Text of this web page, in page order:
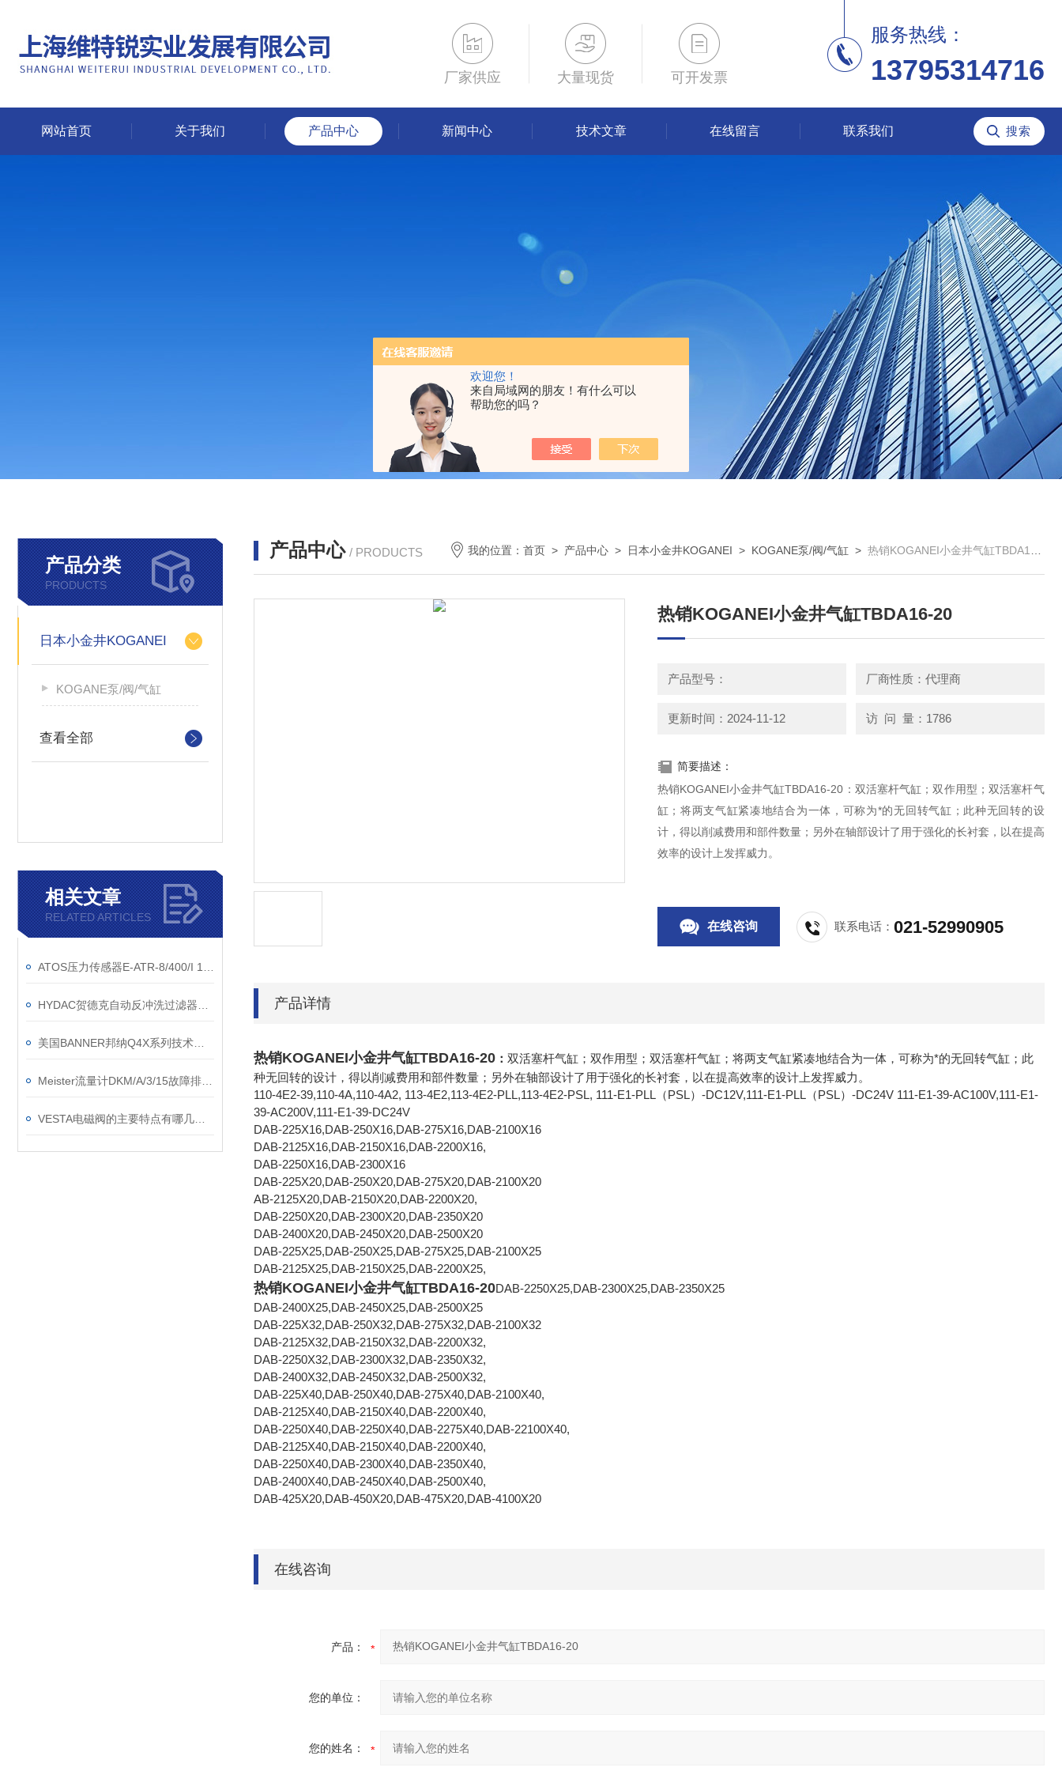
欢迎您！
来自局域网的朋友！有什么可以
帮助您的吗？
厂家供应 大量现货 可开发票
服务热线：
13795314716
网站首页 关于我们 产品中心 新闻中心 技术文章 在线留言 联系我们
产品分类
PRODUCTS
日本小金井KOGANEI
KOGANE泵/阀/气缸
查看全部
相关文章
RELATED ARTICLES
产品中心 / PRODUCTS 我的位置：首页 > 产品中心 > 日本小金井KOGANEI > KOGANE泵/阀/气缸 >热销KOGANEI小金井气缸TBDA16-20
热销KOGANEI小金井气缸TBDA16-20
产品型号： 厂商性质：代理商
更新时间：2024-11-12 访 问 量：1786
简要描述：
热销KOGANEI小金井气缸TBDA16-20：双活塞杆气缸；双作用型；双活塞杆气
缸；将两支气缸紧凑地结合为一体，可称为*的无回转气缸；此种无回转的设
计，得以削减费用和部件数量；另外在轴部设计了用于强化的长衬套，以在提高
效率的设计上发挥威力。
在线咨询 联系电话：021-52990905
产品详情
热销KOGANEI小金井气缸TBDA16-20 ： 双活塞杆气缸；双作用型；双活塞杆气缸；将两支气缸紧凑地结合为一体，可称为*的无回转气缸；此
种无回转的设计，得以削减费用和部件数量；另外在轴部设计了用于强化的长衬套，以在提高效率的设计上发挥威力。
110-4E2-39,110-4A,110-4A2, 113-4E2,113-4E2-PLL,113-4E2-PSL, 111-E1-PLL（PSL）-DC12V,111-E1-PLL（PSL）-DC24V 111-E1-39-AC100V,111-E1-
39-AC200V,111-E1-39-DC24V
DAB-225X16,DAB-250X16,DAB-275X16,DAB-2100X16
DAB-2125X16,DAB-2150X16,DAB-2200X16,
DAB-2250X16,DAB-2300X16
DAB-225X20,DAB-250X20,DAB-275X20,DAB-2100X20
AB-2125X20,DAB-2150X20,DAB-2200X20,
DAB-2250X20,DAB-2300X20,DAB-2350X20
DAB-2400X20,DAB-2450X20,DAB-2500X20
DAB-225X25,DAB-250X25,DAB-275X25,DAB-2100X25
DAB-2125X25,DAB-2150X25,DAB-2200X25,
热销KOGANEI小金井气缸TBDA16-20DAB-2250X25,DAB-2300X25,DAB-2350X25
DAB-2400X25,DAB-2450X25,DAB-2500X25
DAB-225X32,DAB-250X32,DAB-275X32,DAB-2100X32
DAB-2125X32,DAB-2150X32,DAB-2200X32,
DAB-2250X32,DAB-2300X32,DAB-2350X32,
DAB-2400X32,DAB-2450X32,DAB-2500X32,
DAB-225X40,DAB-250X40,DAB-275X40,DAB-2100X40,
DAB-2125X40,DAB-2150X40,DAB-2200X40,
DAB-2250X40,DAB-2250X40,DAB-2275X40,DAB-22100X40,
DAB-2125X40,DAB-2150X40,DAB-2200X40,
DAB-2250X40,DAB-2300X40,DAB-2350X40,
DAB-2400X40,DAB-2450X40,DAB-2500X40,
DAB-425X20,DAB-450X20,DAB-475X20,DAB-4100X20
在线咨询
产品：
您的单位：
您的姓名：